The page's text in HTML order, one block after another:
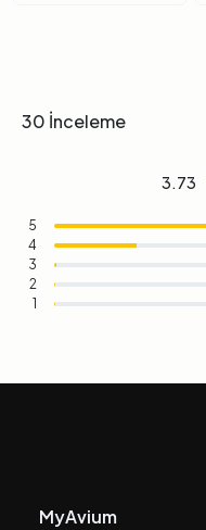
30 İnceleme
3.73
5
4
3
2
1
MyAvium